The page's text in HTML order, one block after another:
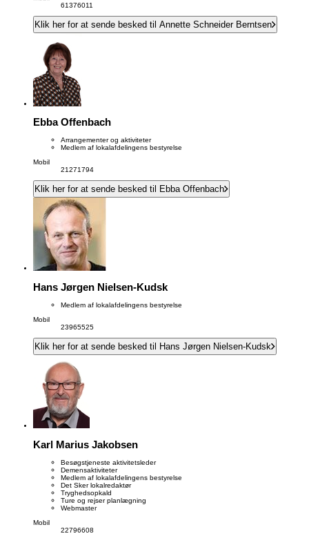
61376011
Klik her for at sende besked til Annette Schneider Berntsen
Ebba Offenbach
Arrangementer og aktiviteter
Medlem af lokalafdelingens bestyrelse
Mobil
21271794
Klik her for at sende besked til Ebba Offenbach
Hans Jørgen Nielsen-Kudsk
Medlem af lokalafdelingens bestyrelse
Mobil
23965525
Klik her for at sende besked til Hans Jørgen Nielsen-Kudsk
Karl Marius Jakobsen
Besøgstjeneste aktivitetsleder
Demensaktiviteter
Medlem af lokalafdelingens bestyrelse
Det Sker lokalredaktør
Tryghedsopkald
Ture og rejser planlægning
Webmaster
Mobil
22796608